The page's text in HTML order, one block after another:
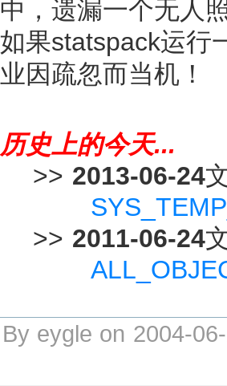
中，遗漏一个无人
如果statspack运行
业因疏忽而当机！
历史上的今天...
>> 2013-06-24
>> 2011-06-24
By eygle on 2004-